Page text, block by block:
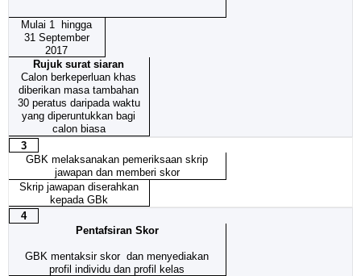
Mulai 1 hingga
31 September
2017
Rujuk surat siaran
Calon berkeperluan khas
diberikan masa tambahan
30 peratus daripada waktu
yang diperuntukkan bagi
calon biasa
3
GBK melaksanakan pemeriksaan skrip
jawapan dan memberi skor
Skrip jawapan diserahkan
kepada GBk
4
Pentafsiran Skor
GBK mentaksir skor dan menyediakan
profil individu dan profil kelas